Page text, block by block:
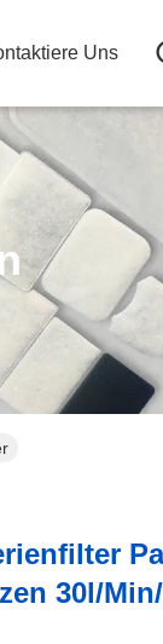
Uns
30l/